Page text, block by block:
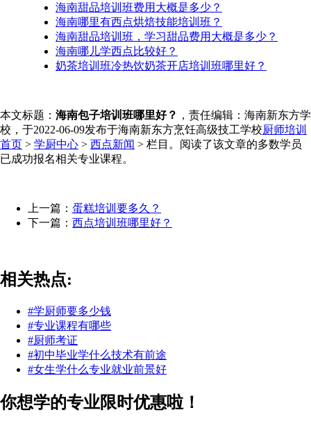
海南甜品培训班费用大概是多少？
海南哪里有西点烘焙技能培训班？
海南甜品培训班，学习甜品费用大概是多少？
海南哪儿学西点比较好？
奶茶培训班冷热饮奶茶开店培训班哪里好？
本文标题： 海南包子培训班哪里好？ ，责任编辑：海南新东方学
校，于2022-06-09发布于海南新东方烹饪高级技工学校厨师培训
首页 > 学厨中心 > 西点新闻 > 栏目。阅读了该文章的多数学员
已成功报名相关专业课程。
上一篇： 蛋糕培训要多久？
下一篇： 西点培训班哪里好？
相关热点:
#学厨师要多少钱
#专业课程有哪些
#厨师考证
#初中毕业学什么技术有前途
#女生学什么专业就业前景好
你想学的专业限时优惠啦！